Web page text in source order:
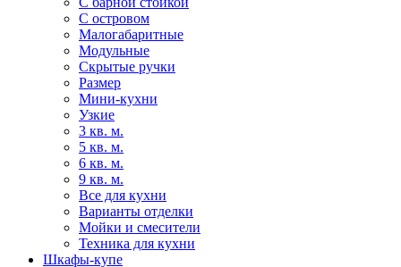
С островом
Малогабаритные
Модульные
Скрытые ручки
Размер
Мини-кухни
Узкие
3 кв. м.
5 кв. м.
6 кв. м.
9 кв. м.
Все для кухни
Варианты отделки
Мойки и смесители
Техника для кухни
Шкафы-купе